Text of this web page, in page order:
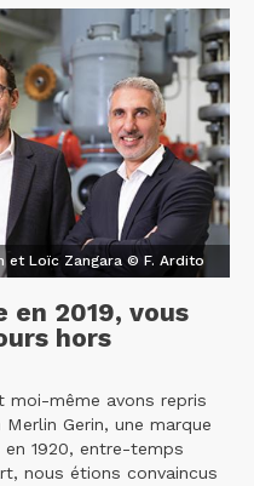
et Loïc Zangara © F. Ardito
en 2019, vous
hors
moi-même avons repris
Gerin, une marque
1920, entre-temps
nous étions convaincus